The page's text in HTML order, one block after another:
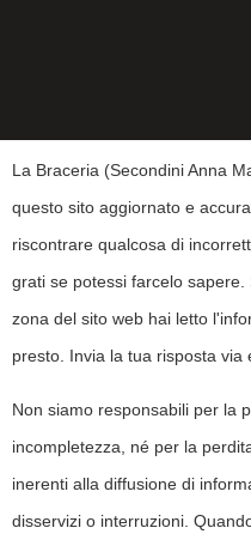
La Braceria (Secondini Anna
questo sito aggiornato e
riscontrare qualcosa di
grati se potessi farcelo
zona del sito web hai letto
presto. Invia la tua risposta via
Non siamo responsabili per la
incompletezza, né per la
inerenti alla diffusione di
disservizi o interruzioni.